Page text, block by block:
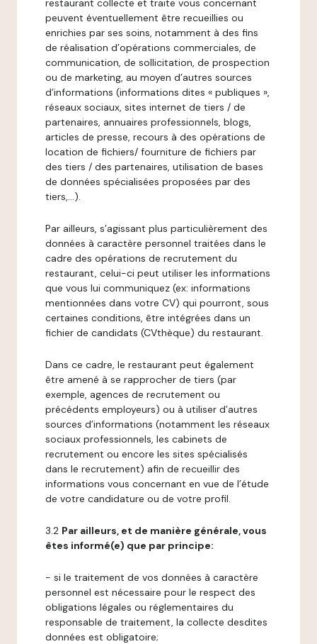
restaurant collecte et traite vous concernant
peuvent éventuellement être recueillies ou
enrichies par ses soins, notamment à des fins
de réalisation d’opérations commerciales, de
communication, de sollicitation, de prospection
ou de marketing, au moyen d’autres sources
d’informations (informations dites « publiques »,
réseaux sociaux, sites internet de tiers / de
partenaires, annuaires professionnels, blogs,
articles de presse, recours à des opérations de
location de fichiers/ fourniture de fichiers par
des tiers / des partenaires, utilisation de bases
de données spécialisées proposées par des
tiers,…).
Par ailleurs, s’agissant plus particulièrement des
données à caractère personnel traitées dans le
cadre des opérations de recrutement du
restaurant, celui-ci peut utiliser les informations
que vous lui communiquez (ex: informations
mentionnées dans votre CV) qui pourront, sous
certaines conditions, être intégrées dans un
fichier de candidats (CVthèque) du restaurant.
Dans ce cadre, le restaurant peut également
être amené à se rapprocher de tiers (par
exemple, agences de recrutement ou
précédents employeurs) ou à utiliser d’autres
sources d’informations (notamment les réseaux
sociaux professionnels, les cabinets de
recrutement ou encore les sites spécialisés
dans le recrutement) afin de recueillir des
informations vous concernant en vue de l’étude
de votre candidature ou de votre profil.
3.2 Par ailleurs, et de manière générale, vous
êtes informé(e) que par principe:
- si le traitement de vos données à caractère
personnel est nécessaire pour le respect des
obligations légales ou réglementaires du
responsable de traitement, la collecte desdites
données est obligatoire;